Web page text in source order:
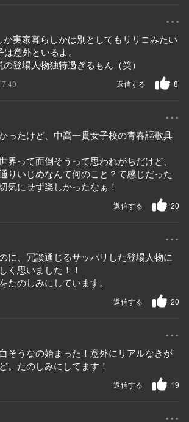
...
か実家暮らしかは別としてもリリコみたい
意外といるよ。
登場人物独特過ぎるもん（笑）
8
返信する
...
ったけど、中高一貫女子校の青春謳歌具
界って面倒そうって思われがちだけど、
りいじめなんて何のこと？て感じだった
気にせず楽しかったなぁ！
20
返信する
...
に、冗談通じるサッパリした登場人物に
く思いました！！
たのしみにしています。
20
返信する
...
そうなの始まった！意外にリアルなきが
。たのしみにしてます！
19
返信する
...